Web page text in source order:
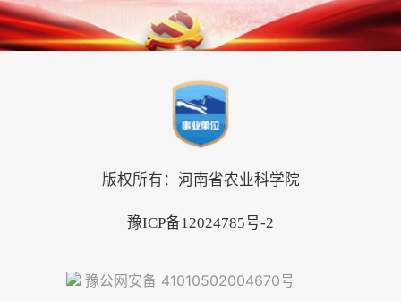
版权所有：河南省农业科学院
豫ICP备12024785号-2
豫公网安备 41010502004670号